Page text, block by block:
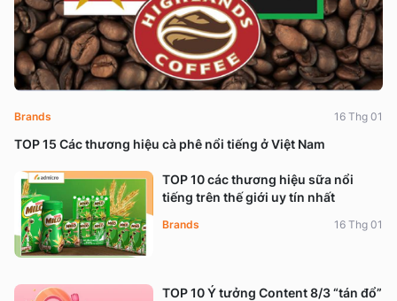
TOP 15 Các thương hiệu cà phê nổi tiếng ở Việt Nam
Brands 16 Thg 01
TOP 10 các thương hiệu sữa nổi
tiếng trên thế giới uy tín nhất
Brands 16 Thg 01
TOP 10 Ý tưởng Content 8/3 “tán đổ”